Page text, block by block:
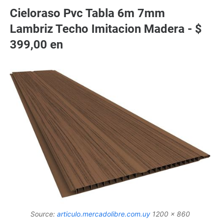
Cieloraso Pvc Tabla 6m 7mm
Lambriz Techo Imitacion Madera - $
399,00 en
Source: articulo.mercadolibre.com.uy1200 x 860